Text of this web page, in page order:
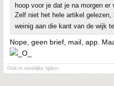
hoop voor je dat je na morgen er
Zelf niet het hele artikel
weinig aan die kant van de wijk
Nope, geen brief, mail, app.
Ook in moeilijke tijden.